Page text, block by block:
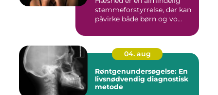
stemmeforstyrrelse, der kan
påvirke både børn og vo...
04. aug
Røntgenundersøgelse: En
livsnødvendig diagnostisk
metode